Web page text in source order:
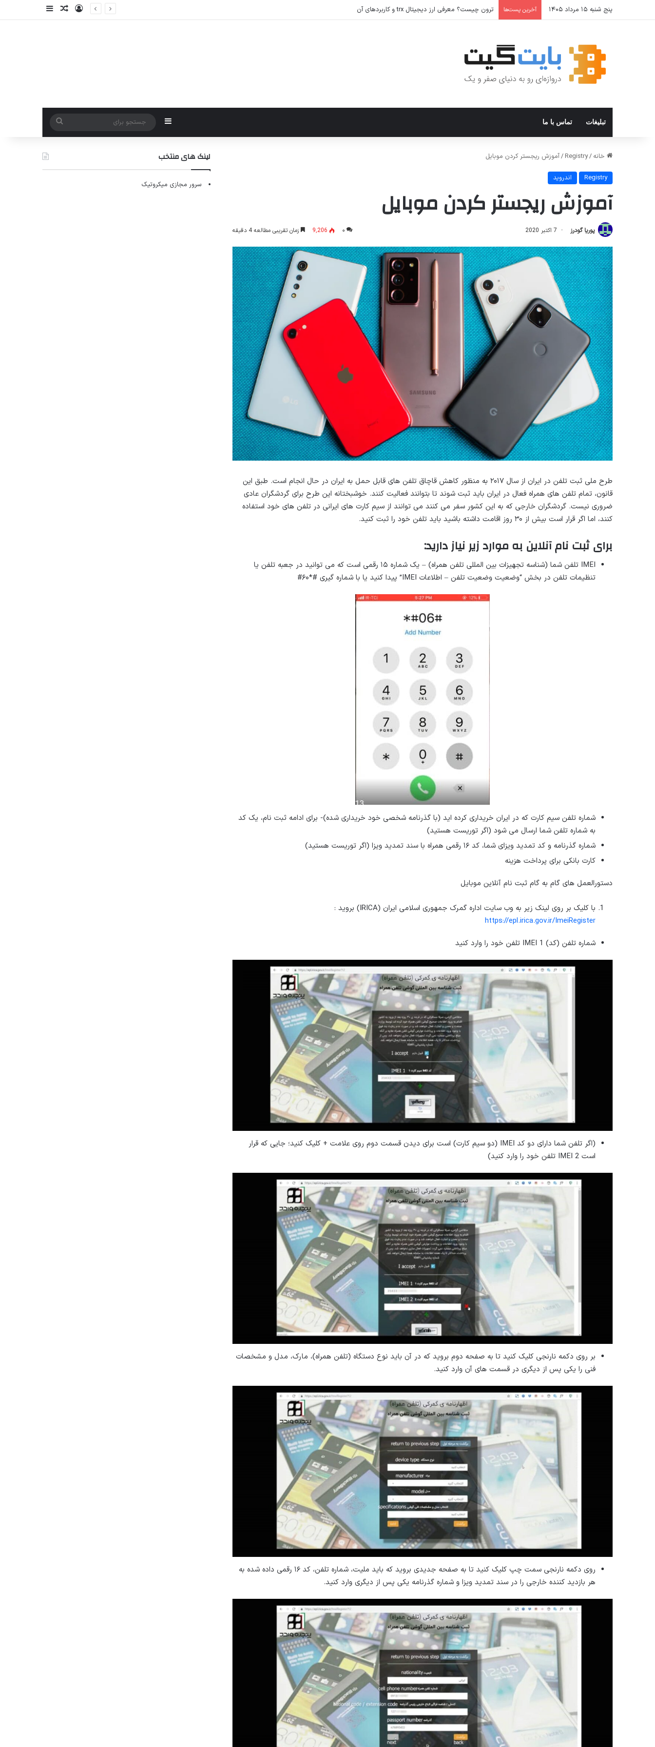
پنج شنبه ۱۵ مرداد ۱۴۰۵ آخرین پست‌ها آموزش گام‌به‌گام اتصال Hermes Agent به تلگرام ورودنوشته تصادفی
سایدبار
تبلیغات تماس با ما سایدبار
جستجو
برای
خانه /
Registry
/آموزش ریجستر کردن موبایل
Registry اندروید
آموزش ریجستر کردن موبایل
پوریا گودرز 7 اکتبر 2020 ۰ 9,206 زمان تقریبی مطالعه 4 دقیقه
طرح ملی ثبت تلفن در ایران از سال ۲۰۱۷ به منظور کاهش قاچاق تلفن های قابل حمل به ایران در حال انجام است. طبق این
قانون، تمام تلفن های همراه فعال در ایران باید ثبت شوند تا بتوانند فعالیت کنند. خوشبختانه این طرح برای گردشگران عادی
ضروری نیست. گردشگران خارجی که به این کشور سفر می کنند می توانند از سیم کارت های ایرانی در تلفن های خود استفاده
کنند، اما اگر قرار است بیش از ۳۰ روز اقامت داشته باشید باید تلفن خود را ثبت کنید.
برای ثبت نام آنلاین به موارد زیر نیاز دارید:
IMEI تلفن شما (شناسه تجهیزات بین المللی تلفن همراه) – یک شماره ۱۵ رقمی است که می توانید در جعبه تلفن یا
تنظیمات تلفن در بخش “وضعیت وضعیت تلفن – اطلاعات IMEI” پیدا کنید یا با شماره گیری #*۶۰#
شماره تلفن سیم کارت که در ایران خریداری کرده اید (با گذرنامه شخصی خود خریداری شده)- برای ادامه ثبت نام، یک کد
به شماره تلفن شما ارسال می شود (اگر توریست هستید)
شماره گذرنامه و کد تمدید ویزای شما، کد ۱۶ رقمی همراه با سند تمدید ویزا (اگر توریست هستید)
کارت بانکی برای پرداخت هزینه
دستورالعمل های گام به گام ثبت نام آنلاین موبایل
با کلیک بر روی لینک زیر به وب سایت اداره گمرک جمهوری اسلامی ایران (IRICA) بروید :
https://epl.irica.gov.ir/ImeiRegister
شماره تلفن (کد) IMEI 1 تلفن خود را وارد کنید
(اگر تلفن شما دارای دو کد IMEI (دو سیم کارت) است برای دیدن قسمت دوم روی علامت + کلیک کنید؛ جایی که قرار
است IMEI 2 تلفن خود را وارد کنید)
بر روی دکمه نارنجی کلیک کنید تا به صفحه دوم بروید که در آن باید نوع دستگاه (تلفن همراه)، مارک، مدل و مشخصات
فنی را یکی پس از دیگری در قسمت های آن وارد کنید.
روی دکمه نارنجی سمت چپ کلیک کنید تا به صفحه جدیدی بروید که باید ملیت، شماره تلفن، کد ۱۶ رقمی داده شده به
هر بازدید کننده خارجی را در سند تمدید ویزا و شماره گذرنامه یکی پس از دیگری وارد کنید.
لینک های منتخب
سرور مجازی میکروتیک